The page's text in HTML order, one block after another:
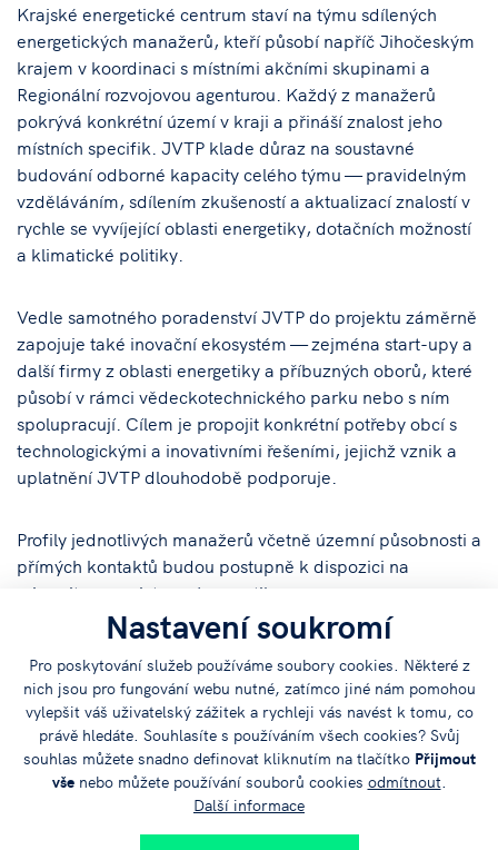
Nastavení soukromí
Pro poskytování služeb používáme soubory cookies. Některé z
nich jsou pro fungování webu nutné, zatímco jiné nám pomohou
vylepšit váš uživatelský zážitek a rychleji vás navést k tomu, co
právě hledáte. Souhlasíte s používáním všech cookies? Svůj
souhlas můžete snadno definovat kliknutím na tlačítko Přijmout
všenebo můžete používání souborů cookies odmítnout.
Další informace
Krajské energetické centrum staví na týmu sdílených
energetických manažerů, kteří působí napříč Jihočeským
krajem v koordinaci s místními akčními skupinami a
Regionální rozvojovou agenturou. Každý z manažerů
pokrývá konkrétní území v kraji a přináší znalost jeho
místních specifik. JVTP klade důraz na soustavné
budování odborné kapacity celého týmu — pravidelným
vzděláváním, sdílením zkušeností a aktualizací znalostí v
rychle se vyvíjející oblasti energetiky, dotačních možností
a klimatické politiky.
Vedle samotného poradenství JVTP do projektu záměrně
zapojuje také inovační ekosystém — zejména start-upy a
další firmy z oblasti energetiky a příbuzných oborů, které
působí v rámci vědeckotechnického parku nebo s ním
spolupracují. Cílem je propojit konkrétní potřeby obcí s
technologickými a inovativními řešeními, jejichž vznik a
uplatnění JVTP dlouhodobě podporuje.
Profily jednotlivých manažerů včetně územní působnosti a
přímých kontaktů budou postupně k dispozici na
microsite
www.jvtp.cz/energetika